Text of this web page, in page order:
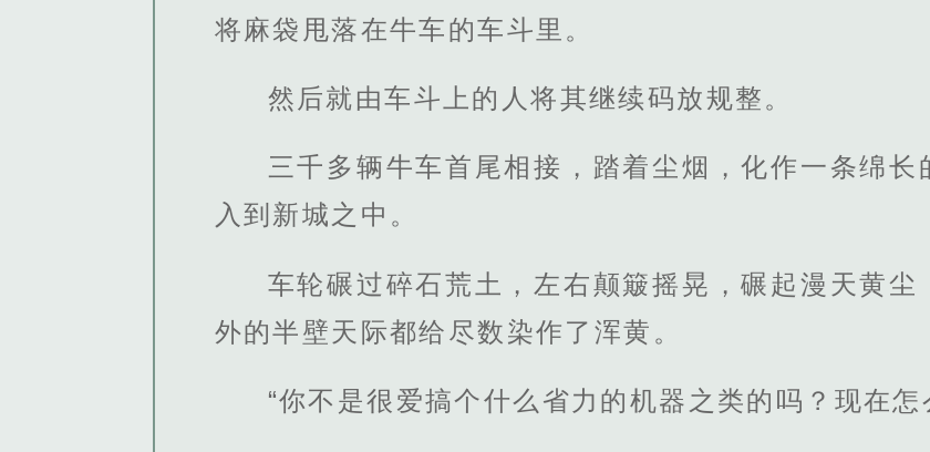
将麻袋甩落在牛车的车斗里。
然后就由车斗上的人将其继续码放规整。
三千多辆牛车首尾相接，踏着尘烟，化作一条绵
入到新城之中。
车轮碾过碎石荒土，左右颠簸摇晃，碾起漫天黄尘
外的半壁天际都给尽数染作了浑黄。
“你不是很爱搞个什么省力的机器之类的吗？现在